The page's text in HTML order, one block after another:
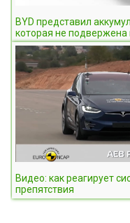
BYD представил
которая не подвержена
Видео: как реагирует
препятствия